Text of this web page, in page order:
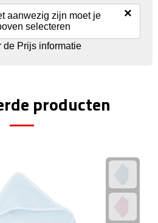
aanwezig zijn moet je
selecteren
×
de Prijs informatie
producten